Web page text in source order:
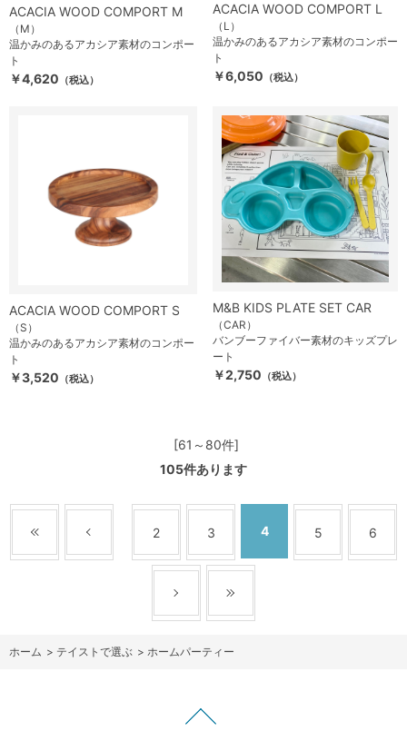
ACACIA WOOD COMPORT M
（M）
温かみのあるアカシア素材のコンポー
ト
￥4,620 （税込）
ACACIA WOOD COMPORT L
（L）
温かみのあるアカシア素材のコンポー
ト
￥6,050 （税込）
ACACIA WOOD COMPORT S
（S）
温かみのあるアカシア素材のコンポー
ト
￥3,520 （税込）
M&B KIDS PLATE SET CAR
（CAR）
バンブーファイバー素材のキッズプレ
ート
￥2,750 （税込）
[61～80件]
105件あります
2 3 4 5 6
ホーム > テイストで選ぶ > ホームパーティー